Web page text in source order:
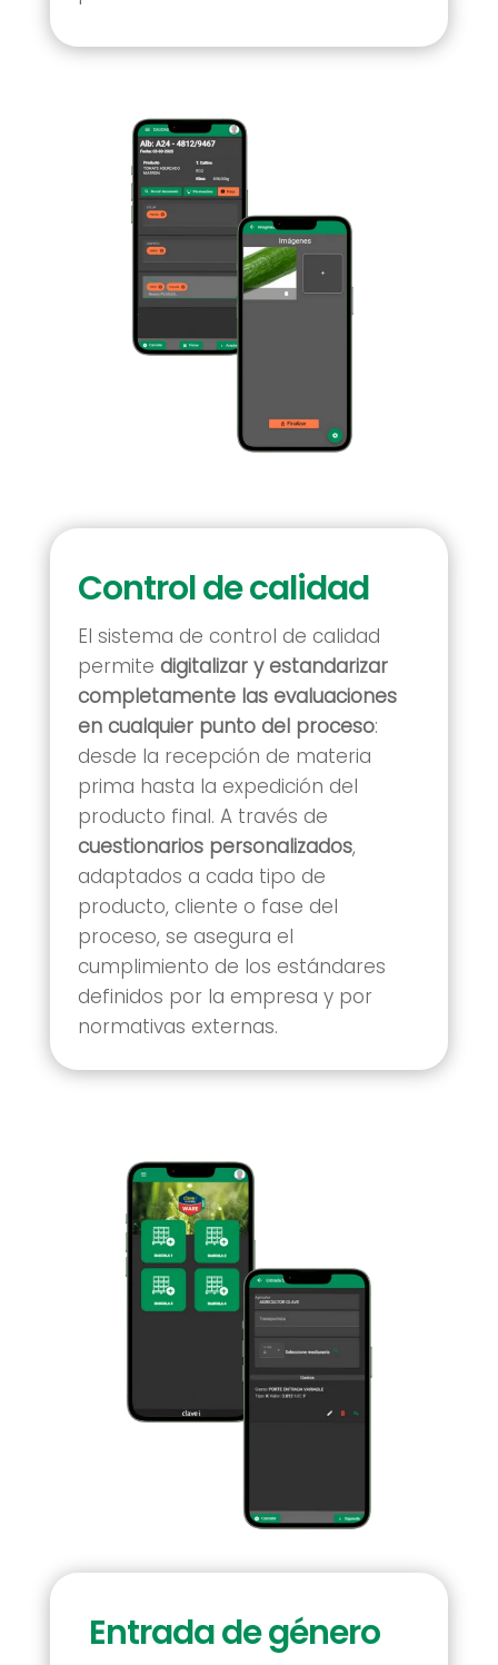
Control de calidad
El sistema de control de calidad
permite digitalizar y estandarizar
completamente las evaluaciones
en cualquier punto del proceso:
desde la recepción de materia
prima hasta la expedición del
producto final. A través de
cuestionarios personalizados,
adaptados a cada tipo de
producto, cliente o fase del
proceso, se asegura el
cumplimiento de los estándares
definidos por la empresa y por
normativas externas.
Entrada de género